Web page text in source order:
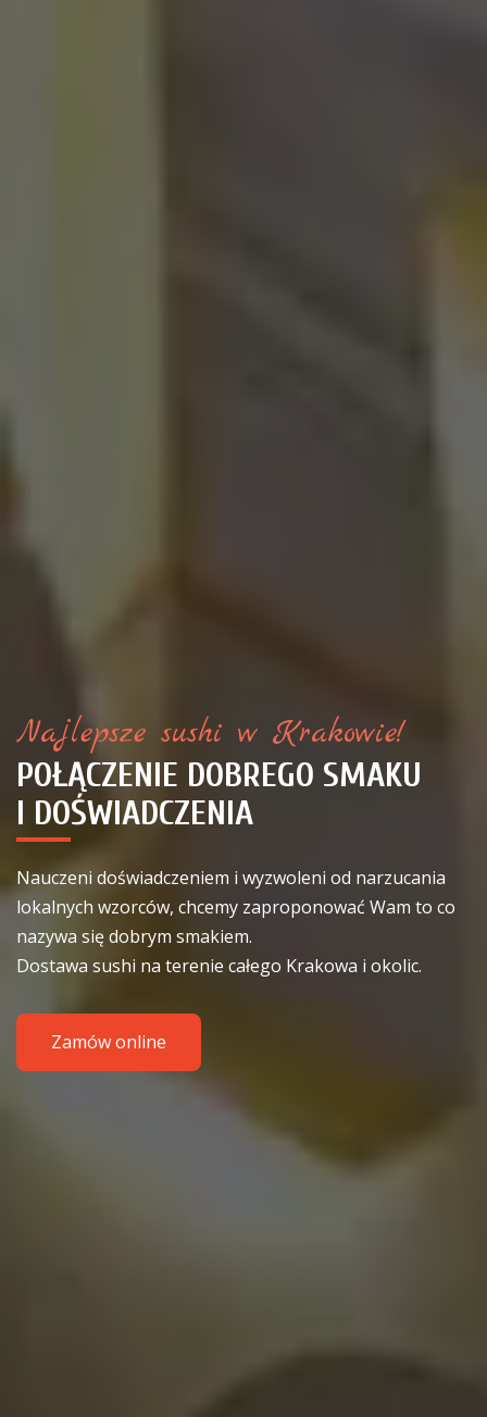
Najlepsze sushi w Krakowie!
POŁĄCZENIE DOBREGO SMAKU
I DOŚWIADCZENIA
Nauczeni doświadczeniem i wyzwoleni od narzucania
lokalnych wzorców, chcemy zaproponować Wam to co
nazywa się dobrym smakiem.
Dostawa sushi na terenie całego Krakowa i okolic.
Zamów online